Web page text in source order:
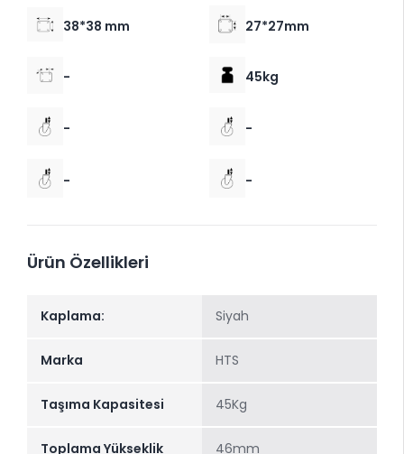
38*38 mm 27*27mm
- 45kg
- -
- -
Ürün Özellikleri
Kaplama: Siyah
Marka HTS
Taşıma Kapasitesi 45Kg
Toplama Yükseklik 46mm